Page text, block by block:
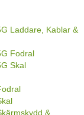
Laddare, Kablar &
Fodral
Skal
&